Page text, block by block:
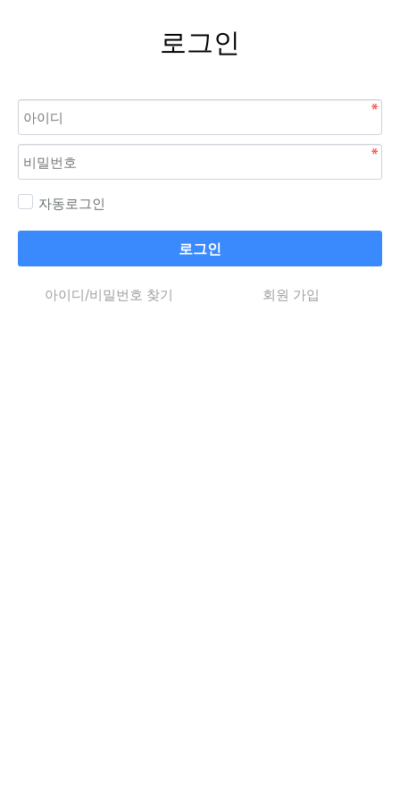
로그인
자동로그인
로그인
아이디/비밀번호 찾기 회원 가입